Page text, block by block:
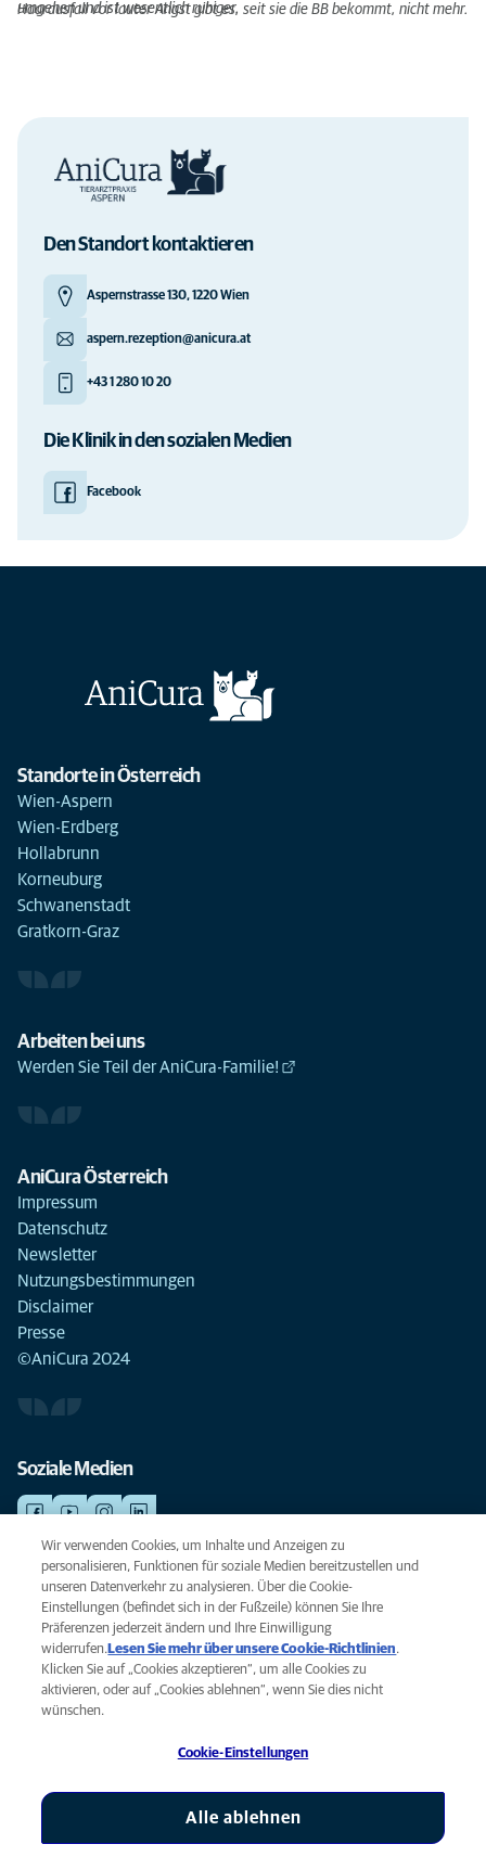
umgehen und ist wesentlich ruhiger.
Haarausfall vor lauter Angst gibt es, seit sie die BB bekommt, nicht mehr.
Den Standort kontaktieren
Aspernstrasse 130, 1220 Wien
aspern.rezeption@anicura.at
+43 1 280 10 20
Die Klinik in den sozialen Medien
Facebook
Standorte in Österreich
Wien-Aspern
Wien-Erdberg
Hollabrunn
Korneuburg
Schwanenstadt
Gratkorn-Graz
Arbeiten bei uns
Werden Sie Teil der AniCura-Familie!
AniCura Österreich
Impressum
Datenschutz
Newsletter
Nutzungsbestimmungen
Disclaimer
Presse
©AniCura 2024
Soziale Medien
NOTDIENSTE
Finden Sie hier Ihre Standorte mit Notfallservice. Weil Ihr Tier die beste
Versorgung verdient.
Datenschutz
Legal
AniCura ist eine Tochtergesellschaft von Mars, Inc © 2026
Wir verwenden Cookies, um Inhalte und Anzeigen zu
personalisieren, Funktionen für soziale Medien bereitzustellen und
unseren Datenverkehr zu analysieren. Über die Cookie-
Einstellungen (befindet sich in der Fußzeile) können Sie Ihre
Präferenzen jederzeit ändern und Ihre Einwilligung
widerrufen. Lesen Sie mehr über unsere Cookie-Richtlinien(opens
.
Klicken Sie auf „Cookies akzeptieren“, um alle Cookies zu
aktivieren, oder auf „Cookies ablehnen“, wenn Sie dies nicht
wünschen.
Cookie-Einstellungen
Alle ablehnen